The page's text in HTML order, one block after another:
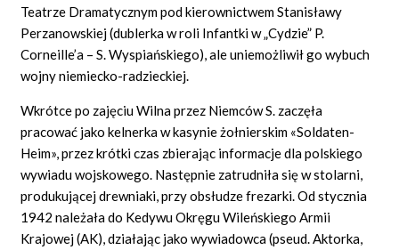
Teatrze Dramatycznym pod kierownictwem Stanisławy
Perzanowskiej (dublerka w roli Infantki w „Cydzie” P.
Corneille’a – S. Wyspiańskiego), ale uniemożliwił go wybuch
wojny niemiecko-radzieckiej.
Wkrótce po zajęciu Wilna przez Niemców S. zaczęła
pracować jako kelnerka w kasynie żołnierskim «Soldaten-
Heim», przez krótki czas zbierając informacje dla polskiego
wywiadu wojskowego. Następnie zatrudniła się w stolarni,
produkującej drewniaki, przy obsłudze frezarki. Od stycznia
1942 należała do Kedywu Okręgu Wileńskiego Armii
Krajowej (AK), działając jako wywiadowca (pseud. Aktorka,